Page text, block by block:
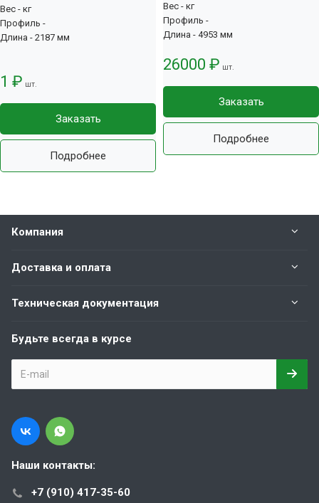
Вес - кг
Профиль -
Длина - 2187 мм
1 ₽ шт.
Заказать
Подробнее
Вес - кг
Профиль -
Длина - 4953 мм
26000 ₽ шт.
Заказать
Подробнее
Компания
Доставка и оплата
Техническая документация
Будьте всегда в курсе
Наши контакты:
+7 (910) 417-35-60